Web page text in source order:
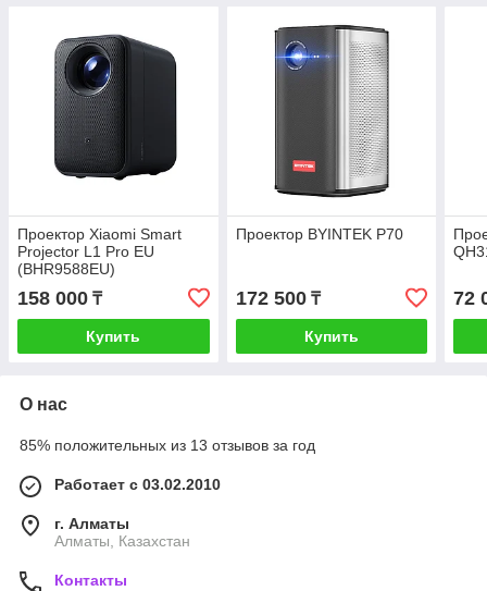
Проектор Xiaomi Smart
Projector L1 Pro EU
(BHR9588EU)
158 000 ₸
Купить
Проектор BYINTEK P70
172 500₸
Купить
72
О нас
85% положительных из 13 отзывов за год
Работает с 03.02.2010
г. Алматы
Алматы, Казахстан
Контакты